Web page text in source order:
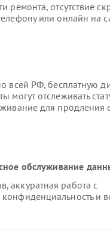
ремонта, отсутствие
или онлайн на
всей РФ, бесплатную
отслеживать
для продления
обслуживание
аккуратная работа с
и